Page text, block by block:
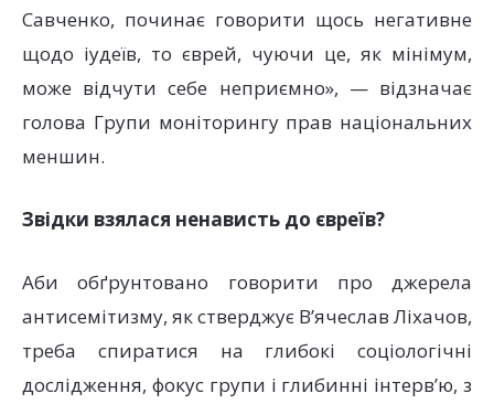
Савченко, починає говорити щось негативне
щодо іудеїв, то єврей, чуючи це, як мінімум,
може відчути себе неприємно», — відзначає
голова Групи моніторингу прав національних
меншин.
Звідки взялася ненависть до євреїв?
Аби обґрунтовано говорити про джерела
антисемітизму, як стверджує В’ячеслав Ліхачов,
треба спиратися на глибокі соціологічні
дослідження, фокус групи і глибинні інтерв’ю, з